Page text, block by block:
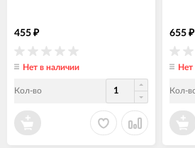
455 ₽
Нет в наличии
Кол-во
655 ₽
Нет
Кол-